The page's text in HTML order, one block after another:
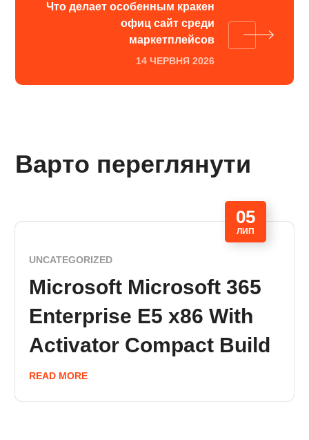
Что делает особенным кракен
офиц сайт среди
маркетплейсов
14 ЧЕРВНЯ 2026
Варто переглянути
05
ЛИП
UNCATEGORIZED
Microsoft Microsoft 365
Enterprise E5 x86 With
Activator Compact Build
READ MORE